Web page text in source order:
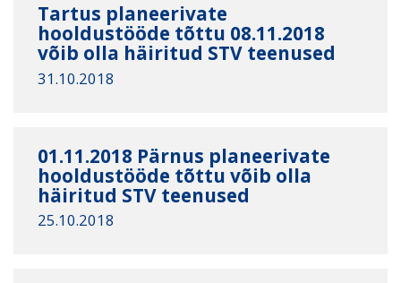
Tartus planeerivate
hooldustööde tõttu 08.11.2018
võib olla häiritud STV teenused
31.10.2018
01.11.2018 Pärnus planeerivate
hooldustööde tõttu võib olla
häiritud STV teenused
25.10.2018